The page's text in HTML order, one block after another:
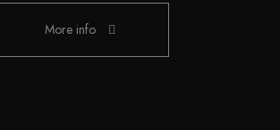
More info